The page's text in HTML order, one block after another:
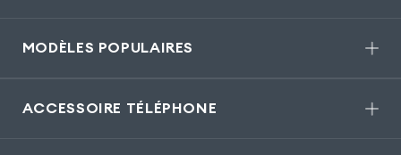
MODÈLES POPULAIRES
ACCESSOIRE TÉLÉPHONE